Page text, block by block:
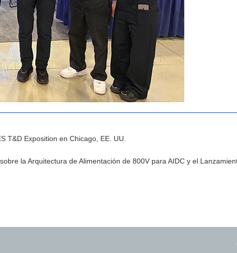
T&D Exposition en Chicago, EE. UU.
la Arquitectura de Alimentación de 800V para AIDC y el